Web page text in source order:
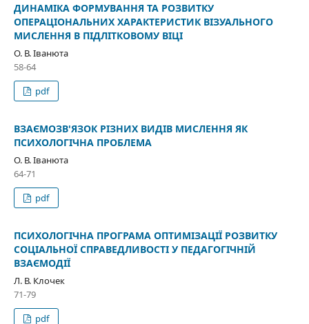
ДИНАМІКА ФОРМУВАННЯ ТА РОЗВИТКУ
ОПЕРАЦІОНАЛЬНИХ ХАРАКТЕРИСТИК ВІЗУАЛЬНОГО
МИСЛЕННЯ В ПІДЛІТКОВОМУ ВІЦІ
О. В. Іванюта
58-64
pdf
ВЗАЄМОЗВ'ЯЗОК РІЗНИХ ВИДІВ МИСЛЕННЯ ЯК
ПСИХОЛОГІЧНА ПРОБЛЕМА
О. В. Іванюта
64-71
pdf
ПСИХОЛОГІЧНА ПРОГРАМА ОПТИМІЗАЦІЇ РОЗВИТКУ
СОЦІАЛЬНОЇ СПРАВЕДЛИВОСТІ У ПЕДАГОГІЧНІЙ
ВЗАЄМОДІЇ
Л. В. Клочек
71-79
pdf